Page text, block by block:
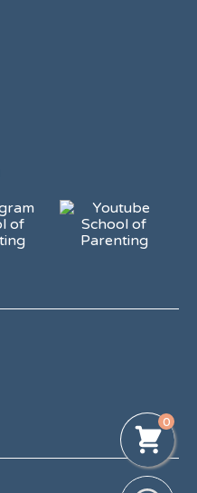
0